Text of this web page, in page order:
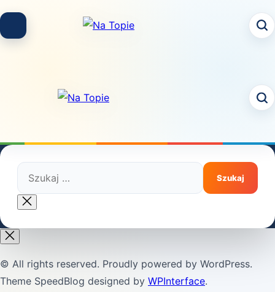
content
Szukaj:
Close
search
© All rights reserved. Proudly powered by WordPress.
Theme SpeedBlog designed by WPInterface.